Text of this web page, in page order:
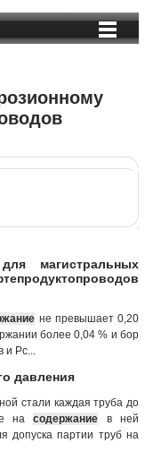
магистральных
не превышает 0,20
более 0,04 % и бор
Рс...
давления
стали каждая труба до
насодержание в ней
допуска партии труб на